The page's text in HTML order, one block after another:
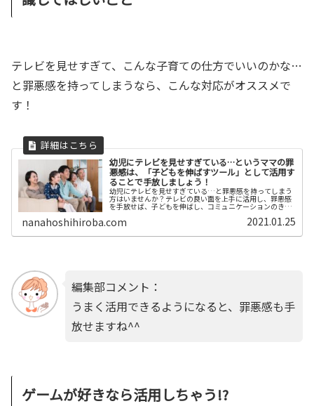
テレビを見せすぎて、こんな子育ての仕方でいいのかな…
と罪悪感を持ってしまうなら、こんな対応がオススメで
す！
幼児にテレビを見せすぎている…というママの罪
悪感は、「子どもを伸ばすツール」として活用す
ることで手放しましょう！
幼児にテレビを見せすぎている…と罪悪感を持ってしまう
方はいませんか？テレビの良い面を上手に活用し、罪悪感
を手放せば、子どもを伸ばし、コミュニケーションのきっ
のポイントをお伝えします。
nanahoshihiroba.com 2021.01.25
編集部コメント：
うまく活用できるようになると、罪悪感も手
放せますね^^
ゲームが好きなら活用しちゃう!?